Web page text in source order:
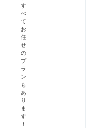
す
べ
て
お
任
せ
の
プ
ラ
ン
も
あ
り
ま
す
！